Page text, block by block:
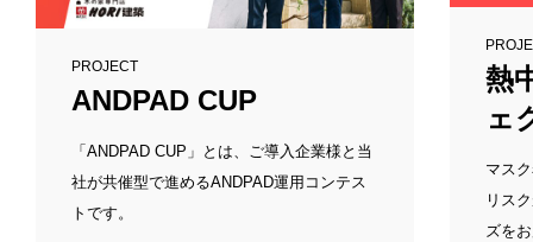
PROJECT
ANDPAD CUP
「ANDPAD CUP」とは、ご導入企業様と当
社が共催型で進めるANDPAD運用コンテス
トです。
熱
ェ
マス
リス
ズを